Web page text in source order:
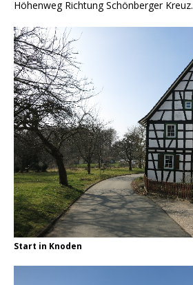
Höhenweg Richtung Schönberger Kreuz.
Start in Knoden